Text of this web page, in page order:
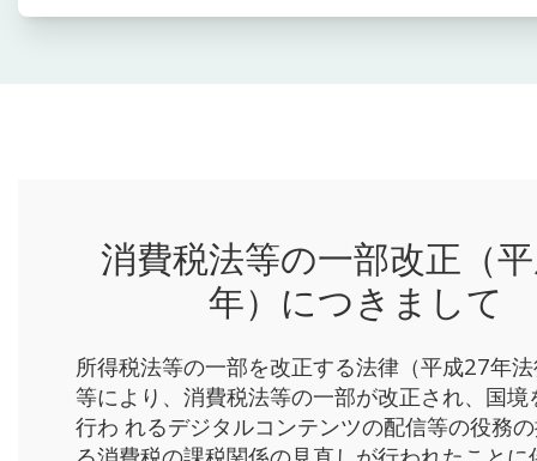
消費税法等の一部改正（
年）につきまして
所得税法等の一部を改正する法律（平成27年
等により、消費税法等の一部が改正され、国境
行わ れるデジタルコンテンツの配信等の役務